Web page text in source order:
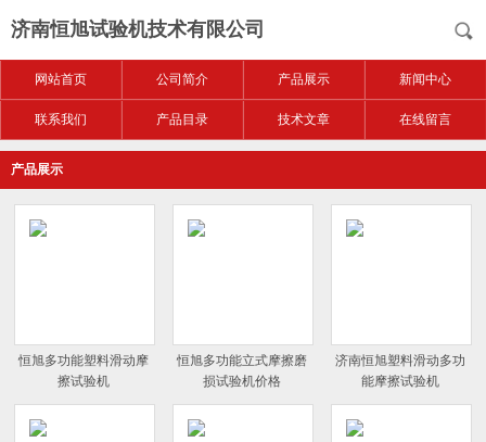
济南恒旭试验机技术有限公司
网站首页 公司简介 产品展示 新闻中心
联系我们 产品目录 技术文章 在线留言
产品展示
恒旭多功能塑料滑动摩
擦试验机
恒旭多功能立式摩擦磨
损试验机价格
济南恒旭塑料滑动多功
能摩擦试验机